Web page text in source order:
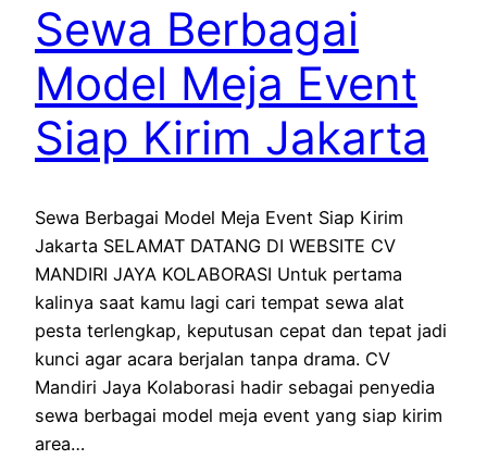
Sewa Berbagai
Model Meja Event
Siap Kirim Jakarta
Sewa Berbagai Model Meja Event Siap Kirim
Jakarta SELAMAT DATANG DI WEBSITE CV
MANDIRI JAYA KOLABORASI Untuk pertama
kalinya saat kamu lagi cari tempat sewa alat
pesta terlengkap, keputusan cepat dan tepat jadi
kunci agar acara berjalan tanpa drama. CV
Mandiri Jaya Kolaborasi hadir sebagai penyedia
sewa berbagai model meja event yang siap kirim
area…